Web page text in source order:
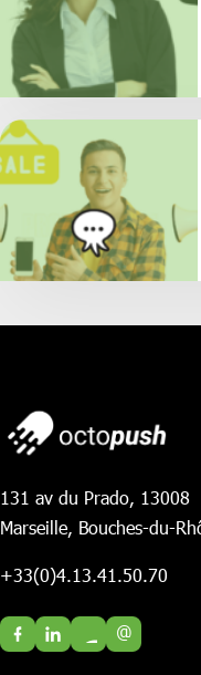
131 av du Prado, 13008
Marseille, Bouches-du-
+33(0)4.13.41.50.70
@